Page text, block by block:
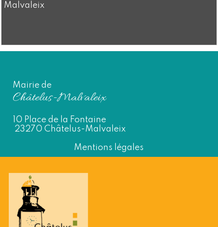
Malvaleix
Mairie de
Châtelus-Malvaleix
10 Place de la Fontaine
23270 Châtelus-Malvaleix
Mentions légales